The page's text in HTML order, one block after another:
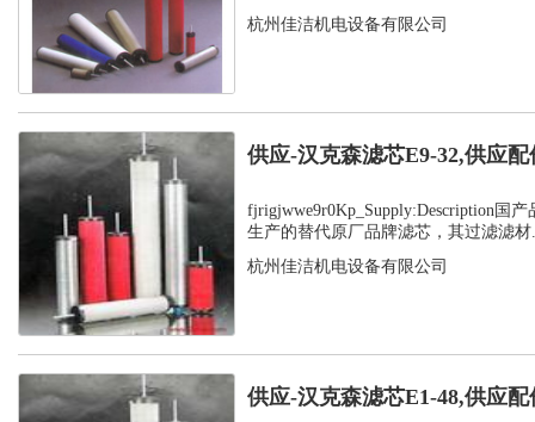
杭州佳洁机电设备有限公司
供应-汉克森滤芯E9-32,供应配
fjrigjwwe9r0Kp_Supply:Description国
生产的替代原厂品牌滤芯，其过滤滤材
杭州佳洁机电设备有限公司
供应-汉克森滤芯E1-48,供应配